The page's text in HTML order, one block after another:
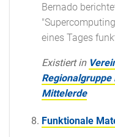
Bernado
eines Tages
Existiert in
Regionalgruppe
Mittelerde
Funktionale